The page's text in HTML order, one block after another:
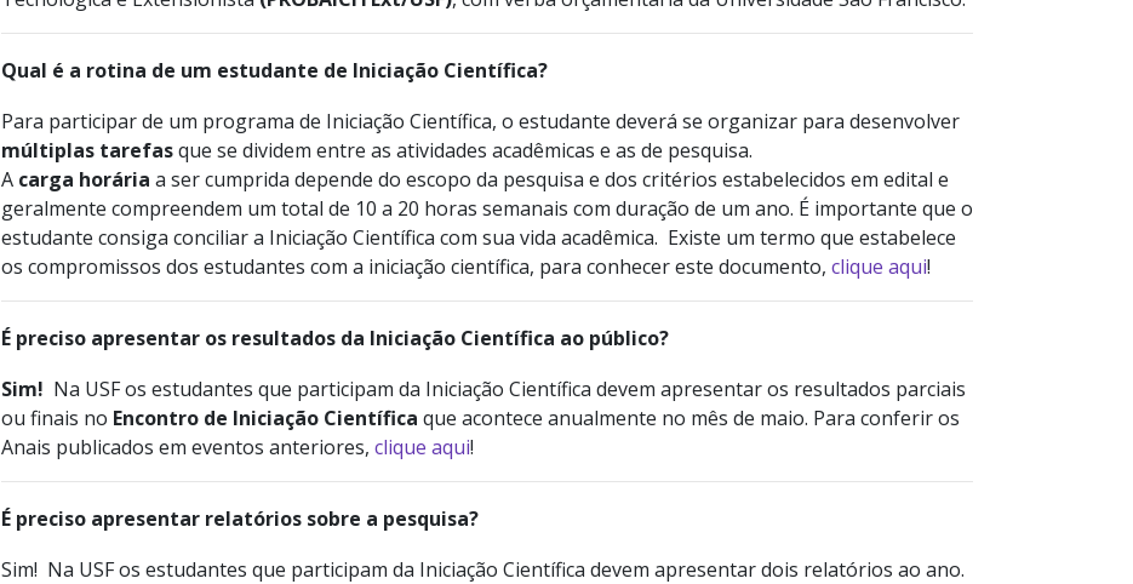
Qual é a rotina de um estudante de Iniciação Científica?
Para participar de um programa de Iniciação Científica, o estudante deverá se organizar para desenvolver
múltiplas tarefasque se dividem entre as atividades acadêmicas e as de pesquisa.
A carga horária a ser cumprida depende do escopo da pesquisa e dos critérios estabelecidos em edital e
geralmente compreendem um total de 10 a 20 horas semanais com duração de um ano. É importante que o
estudante consiga conciliar a Iniciação Científica com sua vida acadêmica. Existe um termo que estabelece
os compromissos dos estudantes com a iniciação científica, para conhecer este documento, clique aqui!
É preciso apresentar os resultados da Iniciação Científica ao público?
Sim! Na USF os estudantes que participam da Iniciação Científica devem apresentar os resultados parciais
ou finais no Encontro de Iniciação Científica que acontece anualmente no mês de maio. Para conferir os
Anais publicados em eventos anteriores, clique aqui!
É preciso apresentar relatórios sobre a pesquisa?
Sim! Na USF os estudantes que participam da Iniciação Científica devem apresentar dois relatórios ao ano.